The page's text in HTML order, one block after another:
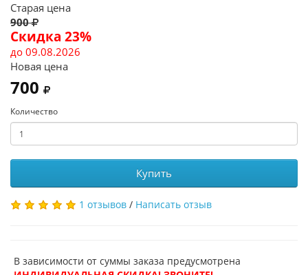
Старая цена
900
Скидка 23%
до 09.08.2026
Новая цена
700
Количество
Купить
1 отзывов / Написать отзыв
В зависимости от суммы заказа предусмотрена